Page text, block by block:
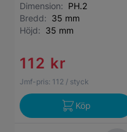
Dimension: PH.2
Bredd: 35 mm
Höjd: 35 mm
112 kr
Jmf-pris: 112 / styck
Köp